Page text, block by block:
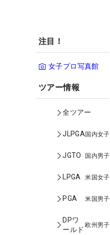
注目！
女子プロ写真館
ツアー情報
全ツアー
JLPGA国内女子
JGTO 国内男子
LPGA 米国女子
PGA 米国男子
DPワ
ールド
欧州男子